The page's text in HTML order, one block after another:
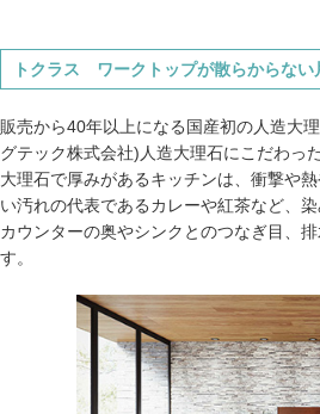
トクラス ワークトップが散らからない
販売から40年以上になる国産初の人造大
グテック株式会社)人造大理石にこだわっ
大理石で厚みがあるキッチンは、衝撃や
い汚れの代表であるカレーや紅茶など、
カウンターの奥やシンクとのつなぎ目、
す。